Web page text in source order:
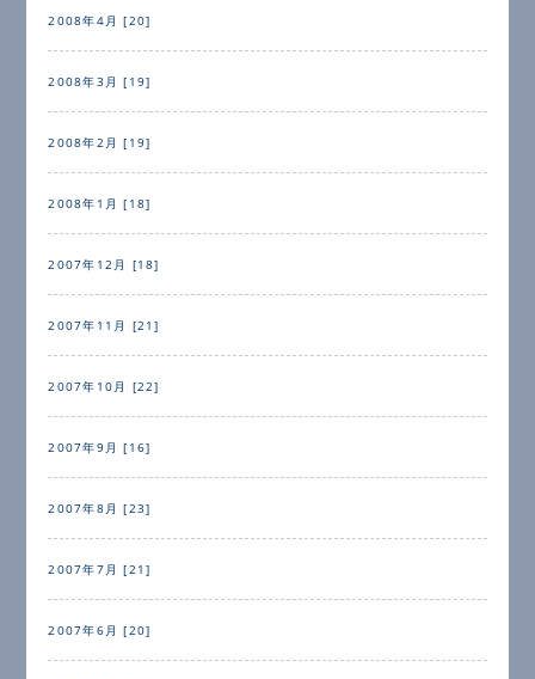
2008年4月 [20]
2008年3月 [19]
2008年2月 [19]
2008年1月 [18]
2007年12月 [18]
2007年11月 [21]
2007年10月 [22]
2007年9月 [16]
2007年8月 [23]
2007年7月 [21]
2007年6月 [20]